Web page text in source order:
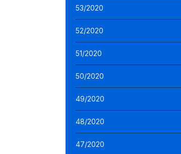
53/2020
52/2020
51/2020
50/2020
49/2020
48/2020
47/2020